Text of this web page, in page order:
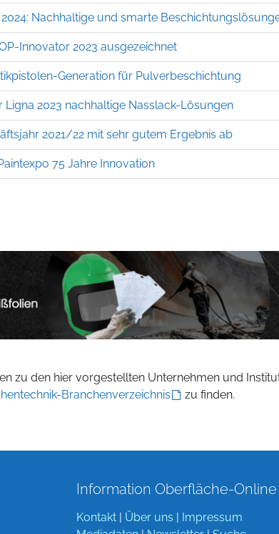
Nachhaltige und smarte
Innovator 2023 ausgezeichnet
Generation für Pulverbeschichtung
Ligna 2023 nachhaltige Nasslack-Lösungen
2021/22 mit sehr gutem Ergebnis ab
75 Jahre Innovation
zu den hier vorgestellten Unternehmen und
Branchenverzeichnis zu finden.
Information Oberfläche-Online
Kontakt Über uns
Impressum